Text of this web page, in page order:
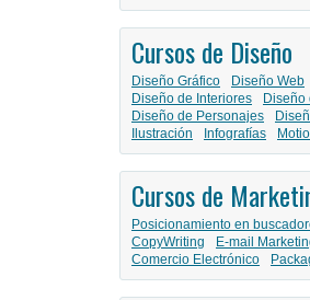
Cursos de Diseño
Diseño Gráfico Diseño Web
Diseño de Interiores
Diseño
Diseño de Personajes
Ilustración
Infografías
Cursos de
Posicionamiento en
CopyWriting
E-mail
Comercio Electrónico